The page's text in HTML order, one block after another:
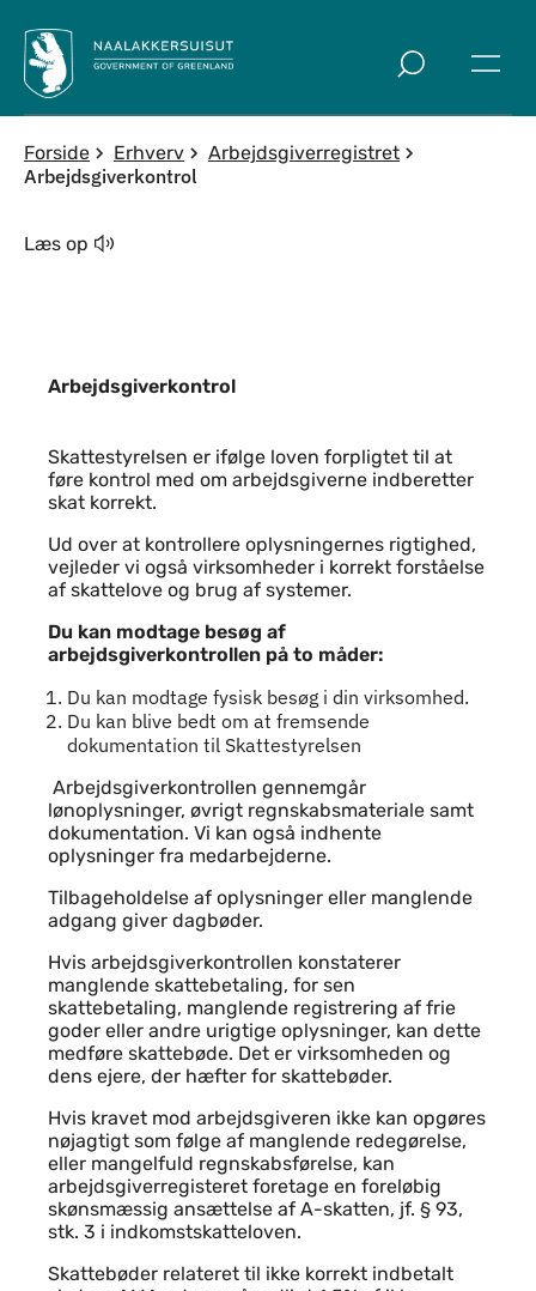
Forside Erhverv Arbejdsgiverregistret
Arbejdsgiverkontrol
Læs op
Arbejdsgiverkontrol
Indhold
Skattestyrelsen er ifølge loven forpligtet til at
føre kontrol med om arbejdsgiverne indberetter
skat korrekt.
Ud over at kontrollere oplysningernes rigtighed,
vejleder vi også virksomheder i korrekt forståelse
af skattelove og brug af systemer.
Du kan modtage besøg af
arbejdsgiverkontrollen på to måder:
Du kan modtage fysisk besøg i din virksomhed.
Du kan blive bedt om at fremsende
dokumentation til Skattestyrelsen
Arbejdsgiverkontrollen gennemgår
lønoplysninger, øvrigt regnskabsmateriale samt
dokumentation. Vi kan også indhente
oplysninger fra medarbejderne.
Tilbageholdelse af oplysninger eller manglende
adgang giver dagbøder.
Hvis arbejdsgiverkontrollen konstaterer
manglende skattebetaling, for sen
skattebetaling, manglende registrering af frie
goder eller andre urigtige oplysninger, kan dette
medføre skattebøde. Det er virksomheden og
dens ejere, der hæfter for skattebøder.
Hvis kravet mod arbejdsgiveren ikke kan opgøres
nøjagtigt som følge af manglende redegørelse,
eller mangelfuld regnskabsførelse, kan
arbejdsgiverregisteret foretage en foreløbig
skønsmæssig ansættelse af A-skatten, jf. § 93,
stk. 3 i indkomstskatteloven.
Skattebøder relateret til ikke korrekt indbetalt